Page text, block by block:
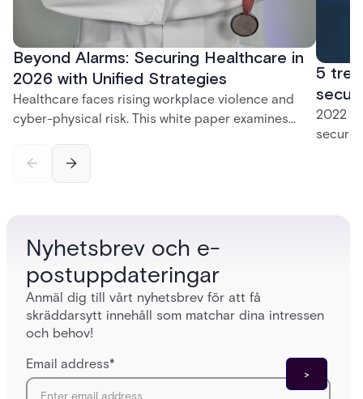
Beyond Alarms: Securing Healthcare in
2026 with Unified Strategies
Healthcare faces rising workplace violence and
cyber-physical risk. This white paper examines
5
2022
Nyhetsbrev och e-
postuppdateringar
Anmäl dig till vårt nyhetsbrev för att få
skräddarsytt innehåll som matchar dina intressen
och behov!
Email address*